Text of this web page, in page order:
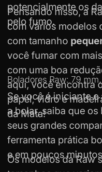
potencialmente os
pelo fumo.
Pensando nisso, a
com vários modelos
com tamanho
você fumar com
com uma boa
aqui, você encontra
papel, vidro e
da Mata!
Boladores Raw: 79
Se você é iniciante
a bolar, saiba que os
seus grandes
ferramenta prática
e em poucos
Os modelos da Raw